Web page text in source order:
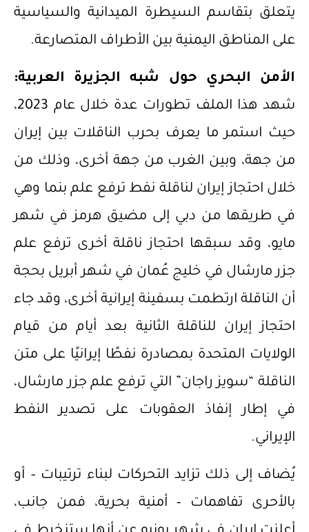
يتعلق بتقاسم السيطرة الميدانية والسياسية
على المناطق اليمنية بين الأطراف المتصارعة.
الأمن البحري حول شبه الجزيرة العربية:
شهد هذا الملف تطورات عدة خلال عام 2023،
حيث استمر ما يعرف بحرب الناقلات بين إيران
من جهة، وبين الغرب من جهة أخرى، وذلك من
خلال احتجاز إيران لناقلة نفط ترفع علم بنما وهي
في طريقها من دبي إلى مضيق هرمز في شهر
مايو، وقد سبقها احتجاز ناقلة أخرى ترفع علم
جزر مارشال في خليج عُمان في شهر أبريل بحجة
أن الناقلة ارتطمت بسفينة إيرانية أخرى، وقد جاء
احتجاز إيران للناقلة الثانية بعد أيام من قيام
الولايات المتحدة بمصادرة نفطًا إيرانيًا على متن
الناقلة “سويز راجان” التي ترفع علم جزر مارشال،
في إطار إنفاذ العقوبات على تصدير النفط
الإيراني.
يُضاف إلى ذلك تزايد التحركات لبناء ترتيبات – أو
بالأحرى تفاهمات – أمنية بحرية، فمن جانب،